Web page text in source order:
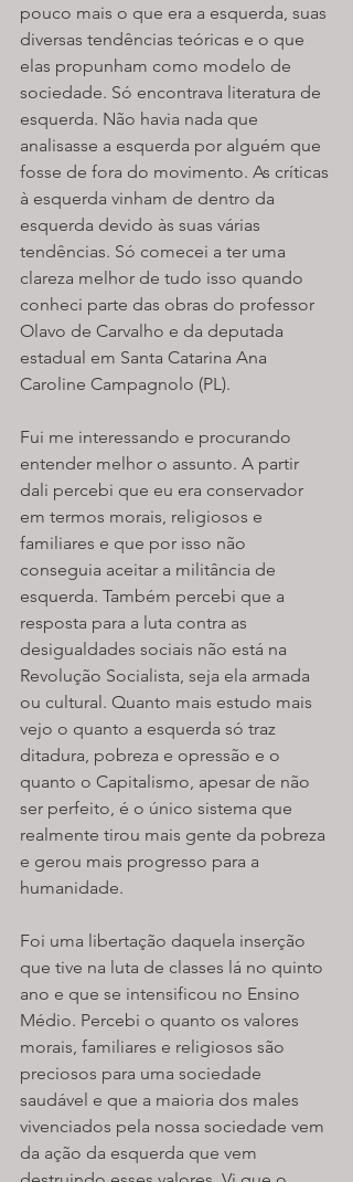
pouco mais o que era a esquerda, suas
diversas tendências teóricas e o que
elas propunham como modelo de
sociedade. Só encontrava literatura de
esquerda. Não havia nada que
analisasse a esquerda por alguém que
fosse de fora do movimento. As críticas
à esquerda vinham de dentro da
esquerda devido às suas várias
tendências. Só comecei a ter uma
clareza melhor de tudo isso quando
conheci parte das obras do professor
Olavo de Carvalho e da deputada
estadual em Santa Catarina Ana
Caroline Campagnolo (PL).
Fui me interessando e procurando
entender melhor o assunto. A partir
dali percebi que eu era conservador
em termos morais, religiosos e
familiares e que por isso não
conseguia aceitar a militância de
esquerda. Também percebi que a
resposta para a luta contra as
desigualdades sociais não está na
Revolução Socialista, seja ela armada
ou cultural. Quanto mais estudo mais
vejo o quanto a esquerda só traz
ditadura, pobreza e opressão e o
quanto o Capitalismo, apesar de não
ser perfeito, é o único sistema que
realmente tirou mais gente da pobreza
e gerou mais progresso para a
humanidade.
Foi uma libertação daquela inserção
que tive na luta de classes lá no quinto
ano e que se intensificou no Ensino
Médio. Percebi o quanto os valores
morais, familiares e religiosos são
preciosos para uma sociedade
saudável e que a maioria dos males
vivenciados pela nossa sociedade vem
da ação da esquerda que vem